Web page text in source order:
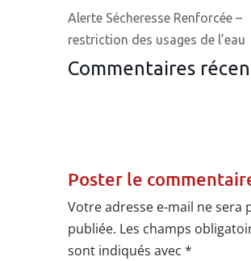
Alerte Sécheresse Renforcée –
restriction des usages de l’eau
Commentaires
Poster le
Votre adresse e-mail ne sera
publiée. Les champs
sont indiqués avec *